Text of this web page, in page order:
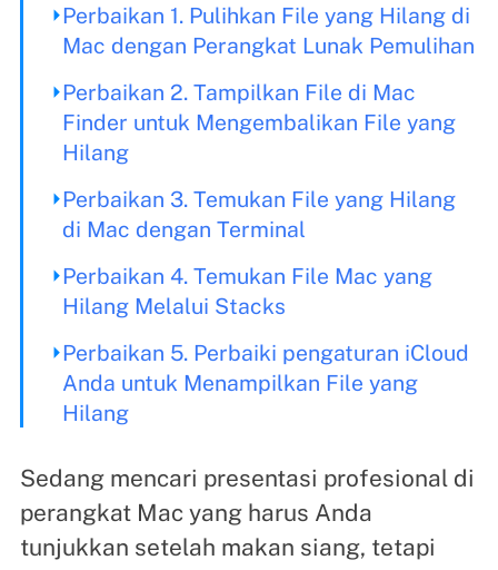
Perbaikan 1. Pulihkan File yang Hilang di
Mac dengan Perangkat Lunak Pemulihan
Perbaikan 2. Tampilkan File di Mac
Finder untuk Mengembalikan File yang
Hilang
Perbaikan 3. Temukan File yang Hilang
di Mac dengan Terminal
Perbaikan 4. Temukan File Mac yang
Hilang Melalui Stacks
Perbaikan 5. Perbaiki pengaturan iCloud
Anda untuk Menampilkan File yang
Hilang
Sedang mencari presentasi profesional di
perangkat Mac yang harus Anda
tunjukkan setelah makan siang, tetapi